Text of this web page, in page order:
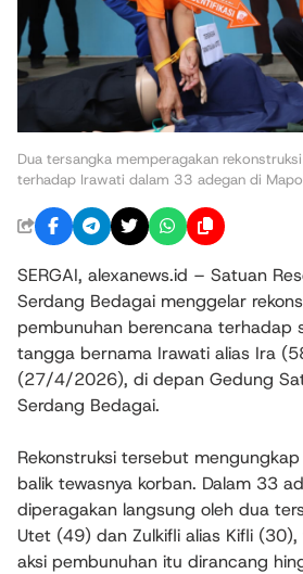
Dua tersangka memperagakan
terhadap Irawati dalam 33 adegan di
SERGAI, alexanews.id – Satuan
Serdang Bedagai menggelar
pembunuhan berencana terhadap
tangga bernama Irawati alias Ira
(27/4/2026), di depan Gedung Sat
Serdang Bedagai.
Rekonstruksi tersebut
balik tewasnya korban. Dalam 33
diperagakan langsung oleh dua
Utet (49) dan Zulkifli alias Kifli
aksi pembunuhan itu dirancang